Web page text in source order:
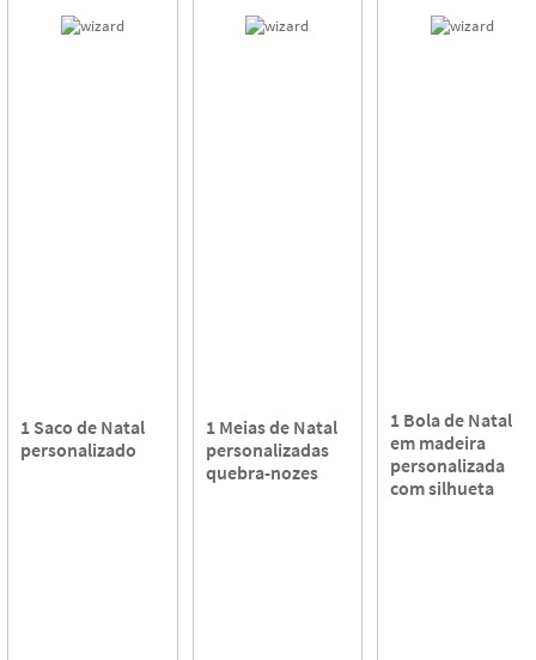
1 Saco de Natal
personalizado
1 Meias de Natal
personalizadas
quebra-nozes
1 Bola de Natal
em madeira
personalizada
com silhueta